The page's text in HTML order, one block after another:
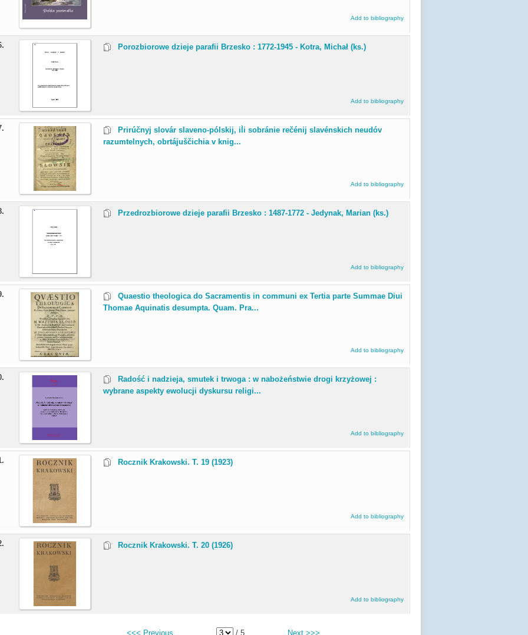
Add to bibliography
Porozbiorowe dzieje parafii Brzesko : 1772-1945 - Kotra, Michał (ks.)
Add to bibliography
Prirúčnyj slovár slaveno-pólskij, il̀i sobránie rečénij slavénskich neudóv
razumtelnych, obrtájuščichia v knig...
Add to bibliography
Przedrozbiorowe dzieje parafii Brzesko : 1487-1772 - Jedynak, Marian (ks.)
Add to bibliography
Quaestio theologica do Sacramentis in communi ex Tertia parte Summae Diui
Thomae Aquinatis desumpta. Quam. Pra...
Add to bibliography
Radość i nadzieja, smutek i trwoga : w nabożeństwie drogi krzyżowej :
wybrane aspekty ewolucji dyskursu religi...
Add to bibliography
Rocznik Krakowski. T. 19 (1923)
Add to bibliography
Rocznik Krakowski. T. 20 (1926)
Add to bibliography
<<< Previous / 5 Next >>>